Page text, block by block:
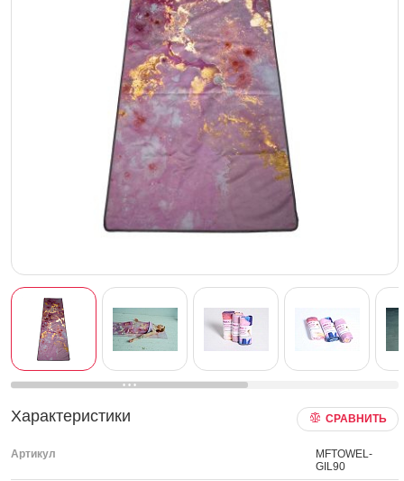
Характеристики СРАВНИТЬ
Артикул
MFTOWEL-
GIL90